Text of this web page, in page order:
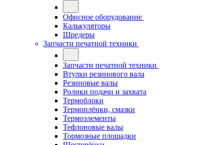
Офисное оборудование
Калькуляторы
Шредеры
Запчасти печатной техники
Запчасти печатной техники
Втулки резинового вала
Резиновые валы
Ролики подачи и захвата
Термоблоки
Термоплёнки, смазки
Термоэлементы
Тефлоновые валы
Тормозные площадки